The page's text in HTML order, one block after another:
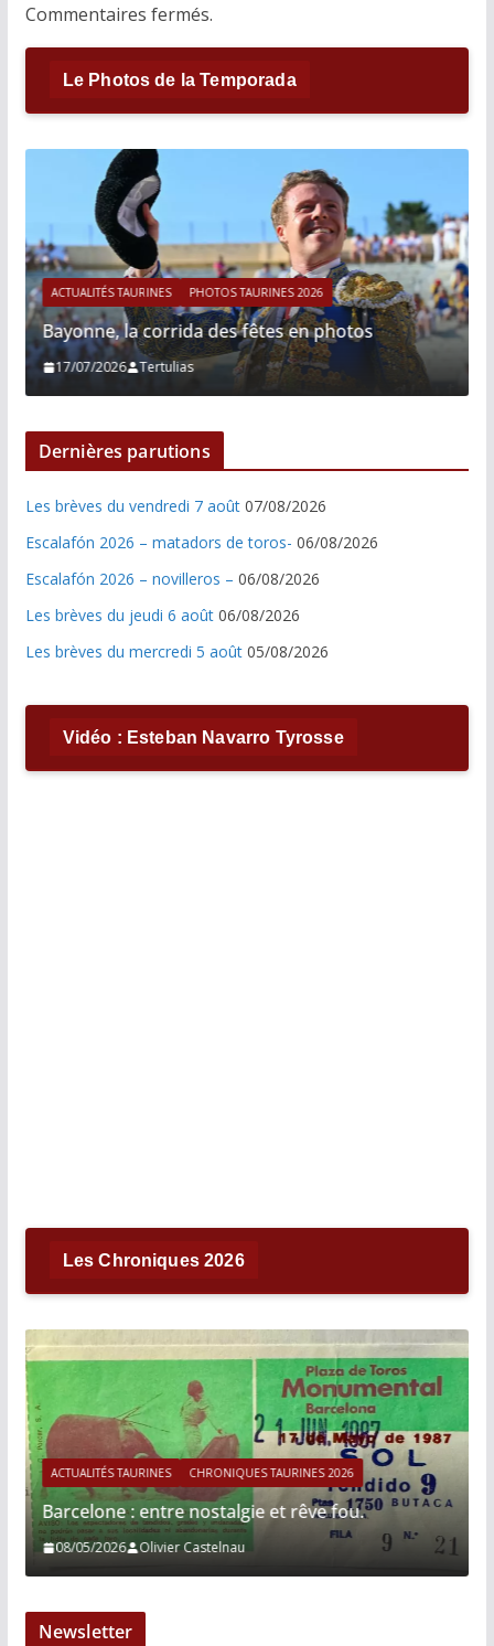
Commentaires fermés.
Le Photos de la Temporada
ACTUALITÉS TAURINES PHOTOS TAURINES 2026
Bayonne, la corrida des fêtes en photos
17/07/2026 Tertulias
Dernières parutions
Les brèves du vendredi 7 août 07/08/2026
Escalafón 2026 – matadors de toros- 06/08/2026
Escalafón 2026 – novilleros – 06/08/2026
Les brèves du jeudi 6 août 06/08/2026
Les brèves du mercredi 5 août 05/08/2026
Vidéo : Esteban Navarro Tyrosse
Les Chroniques 2026
ACTUALITÉS TAURINES CHRONIQUES TAURINES 2026
Barcelone : entre nostalgie et rêve fou.
08/05/2026 Olivier Castelnau
Newsletter